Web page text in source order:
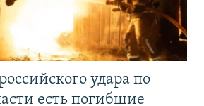
удара по
есть погибшие